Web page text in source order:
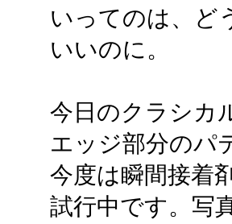
いってのは、ど
いいのに。
今日のクラシカ
エッジ部分のパ
今度は瞬間接着
試行中です。写